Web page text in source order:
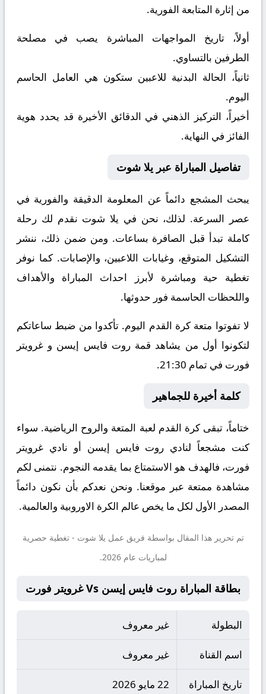
من إثارة المتابعة الفورية.
أولاً، تاريخ المواجهات المباشرة يصب في مصلحة
الطرفين بالتساوي.
ثانياً، الحالة البدنية للاعبين ستكون هي العامل الحاسم
اليوم.
أخيراً، التركيز الذهني في الدقائق الأخيرة قد يحدد هوية
الفائز في النهاية.
تفاصيل المباراة عبر يلا شوت
يبحث المشجع دائماً عن المعلومة الدقيقة والفورية في
عصر السرعة. لذلك، نحن في يلا شوت نقدم لك رحلة
كاملة تبدأ قبل الصافرة بساعات. ومن ضمن ذلك، ننشر
التشكيل المتوقع، وغيابات اللاعبين، والإصابات. كما نوفر
تغطية حية ومباشرة لأبرز احداث المباراة والأهداف
واللحظات الحاسمة فور حدوثها.
لا تفوتوا متعة كرة القدم اليوم. تأكدوا من ضبط ساعاتكم
لتكونوا أول من يشاهد قمة روت فايس إيسن و غرويتر
فورت في تمام 21:30.
كلمة أخيرة للجماهير
ختاماً، تبقى كرة القدم لعبة المتعة والروح الرياضية. سواء
كنت مشجعاً لنادي روت فايس إيسن أو نادي غرويتر
فورت، فالهدف هو الاستمتاع بما يقدمه النجوم. نتمنى لكم
مشاهدة ممتعة عبر موقعنا. ونحن نعدكم بأن نكون دائماً
المصدر الأول لكل ما يخص عالم الكرة الاوروبية والعالمية.
تم تحرير هذا المقال بواسطة فريق عمل يلا شوت - تغطية حصرية
لمباريات عام 2026.
بطاقة المباراة روت فايس إيسن Vs غرويتر فورت
البطولة غير معروف
اسم القناة غير معروف
تاريخ المباراة 22 مايو 2026